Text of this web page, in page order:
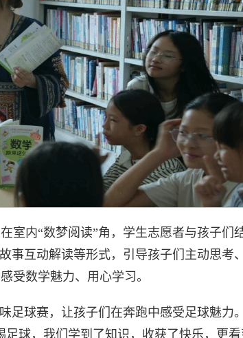
内“数梦阅读”角，学生志愿者与孩子们
事互动解读等形式，引导孩子们主动思考
受数学魅力、用心学习。
足球赛，让孩子们在奔跑中感受足球魅力
球，我们学到了知识，收获了快乐，更